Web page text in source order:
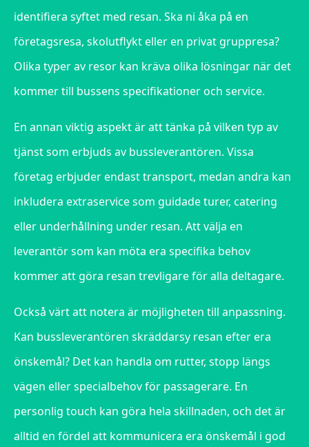
identifiera syftet med resan. Ska ni åka på en
företagsresa, skolutflykt eller en privat gruppresa?
Olika typer av resor kan kräva olika lösningar när det
kommer till bussens specifikationer och service.
En annan viktig aspekt är att tänka på vilken typ av
tjänst som erbjuds av bussleverantören. Vissa
företag erbjuder endast transport, medan andra kan
inkludera extraservice som guidade turer, catering
eller underhållning under resan. Att välja en
leverantör som kan möta era specifika behov
kommer att göra resan trevligare för alla deltagare.
Också värt att notera är möjligheten till anpassning.
Kan bussleverantören skräddarsy resan efter era
önskemål? Det kan handla om rutter, stopp längs
vägen eller specialbehov för passagerare. En
personlig touch kan göra hela skillnaden, och det är
alltid en fördel att kommunicera era önskemål i god